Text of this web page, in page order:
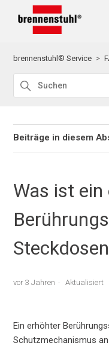
brennenstuhl® Service
Beiträge in diesem
Was ist
vor 3 Jahren Aktualisiert
Ein erhöhter
Schutzmechanismus